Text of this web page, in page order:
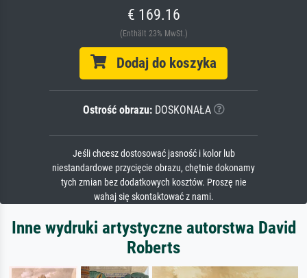
€ 169.16
(Enthält 23% MwSt.)
Dodaj do koszyka
Ostrość obrazu:DOSKONAŁA
Jeśli chcesz dostosować jasność i kolor lub
niestandardowe przycięcie obrazu, chętnie dokonamy
tych zmian bez dodatkowych kosztów. Proszę nie
wahaj się skontaktować z nami.
Inne wydruki artystyczne autorstwa David
Roberts